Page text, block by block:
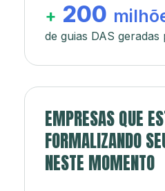
+ 200
de guias DAS geradas
EMPRESAS QUE
FORMALIZANDO
NESTE MOMENTO